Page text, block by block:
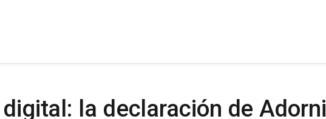
la declaración de Adorni